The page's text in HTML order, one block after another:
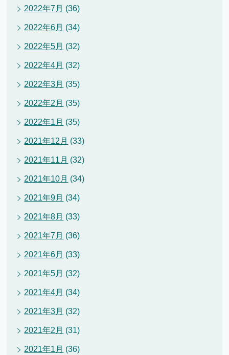
2022年7月 (36)
2022年6月 (34)
2022年5月 (32)
2022年4月 (32)
2022年3月 (35)
2022年2月 (35)
2022年1月 (35)
2021年12月 (33)
2021年11月 (32)
2021年10月 (34)
2021年9月 (34)
2021年8月 (33)
2021年7月 (36)
2021年6月 (33)
2021年5月 (32)
2021年4月 (34)
2021年3月 (32)
2021年2月 (31)
2021年1月 (36)